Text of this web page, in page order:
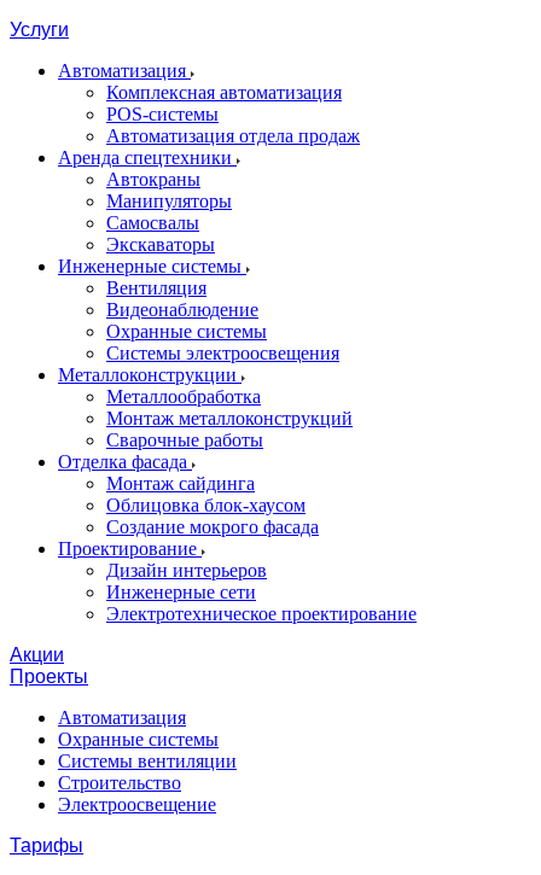
Услуги
Автоматизация
Комплексная автоматизация
POS-системы
Автоматизация отдела продаж
Аренда спецтехники
Автокраны
Манипуляторы
Самосвалы
Экскаваторы
Инженерные системы
Вентиляция
Видеонаблюдение
Охранные системы
Системы электроосвещения
Металлоконструкции
Металлообработка
Монтаж металлоконструкций
Сварочные работы
Отделка фасада
Монтаж сайдинга
Облицовка блок-хаусом
Создание мокрого фасада
Проектирование
Дизайн интерьеров
Инженерные сети
Электротехническое проектирование
Акции
Проекты
Автоматизация
Охранные системы
Системы вентиляции
Строительство
Электроосвещение
Тарифы